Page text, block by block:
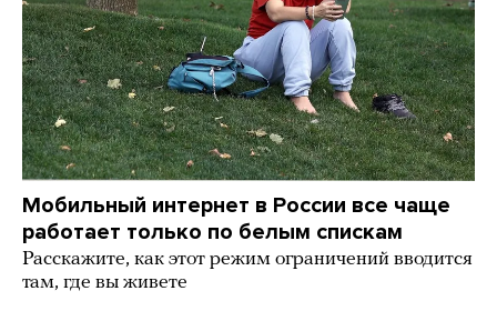
Мобильный интернет в России все чаще
работает только по белым спискам
Расскажите, как этот режим ограничений вводится
там, где вы живете